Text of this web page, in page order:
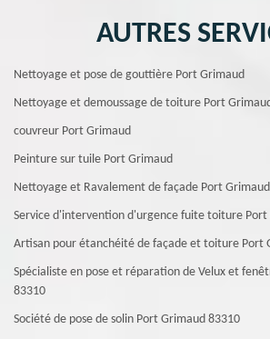
AUTRES
Nettoyage et pose de gouttière Port Grimaud
Nettoyage et demoussage de toiture Port
couvreur Port Grimaud
Peinture sur tuile Port Grimaud
Nettoyage et Ravalement de façade Port Grimaud
Service d'intervention d'urgence fuite toiture Port
Artisan pour étanchéité de façade et toiture Port
Spécialiste en pose et réparation de Velux et
83310
Société de pose de solin Port Grimaud 83310